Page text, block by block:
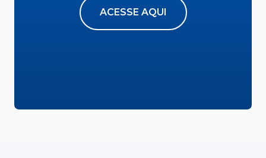
ACESSE AQUI